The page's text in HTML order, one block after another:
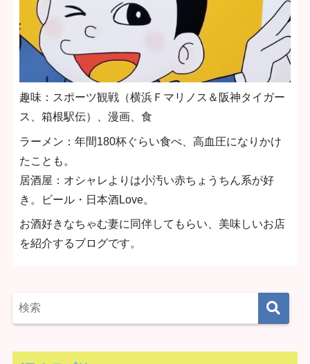
趣味：スポーツ観戦（横浜Ｆマリノス＆阪神タイガー
ス、箱根駅伝）、漫画、食
ラーメン：年間180杯ぐらい食べ、高血圧になりかけ
たことも。
居酒屋：オシャレよりは小汚い赤ちょうちん系が好
き。ビール・日本酒Love。
お酒好きなちゃむ妻に同伴してもらい、美味しいお店
を紹介するブログです。